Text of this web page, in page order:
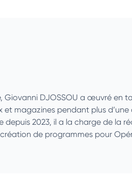
Giovanni DJOSSOU a œuvré en
magazines pendant plus d’une
depuis 2023, il a la charge de la
de programmes pour